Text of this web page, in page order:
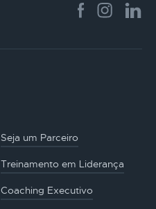
Seja um Parceiro
Treinamento em Liderança
Coaching Executivo